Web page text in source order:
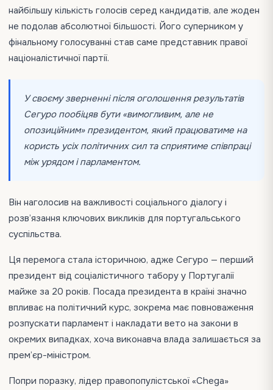
найбільшу кількість голосів серед кандидатів, але жоден
не подолав абсолютної більшості. Його суперником у
фінальному голосуванні став саме представник правої
націоналістичної партії.
У своєму зверненні після оголошення результатів
Сегуро пообіцяв бути «вимогливим, але не
опозиційним» президентом, який працюватиме на
користь усіх політичних сил та сприятиме співпраці
між урядом і парламентом.
Він наголосив на важливості соціального діалогу і
розв’язання ключових викликів для португальського
суспільства.
Ця перемога стала історичною, адже Сегуро — перший
президент від соціалістичного табору у Португалії
майже за 20 років. Посада президента в країні значно
впливає на політичний курс, зокрема має повноваження
розпускати парламент і накладати вето на закони в
окремих випадках, хоча виконавча влада залишається за
прем’єр-міністром.
Попри поразку, лідер правопопулістської «Chega»